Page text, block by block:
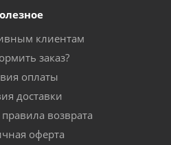
клиентам
заказ?
оплаты
доставки
возврата
оферта